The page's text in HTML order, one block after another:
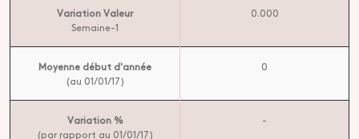
Variation Valeur
Semaine-1
0.000
Moyenne début d'année
(au 01/01/17)
0
Variation %
(par rapport au 01/01/17)
-